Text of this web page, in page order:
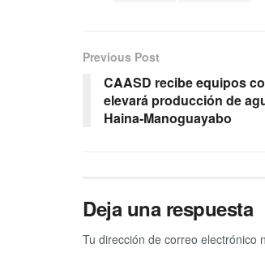
Previous Post
CAASD recibe equipos
elevará producción de
Haina-Manoguayabo
Deja una respuesta
Tu dirección de correo electrónico